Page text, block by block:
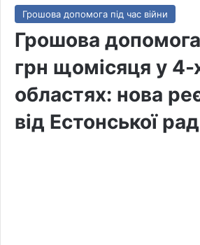
Грошова допомога під час війни
Грошова
грн щомісяця у 4-
областях: нова
від Естонської